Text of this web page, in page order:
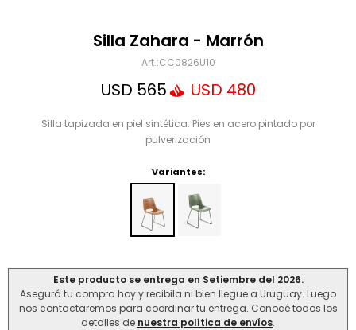
Silla Zahara - Marrón
CC0826U10
USD 565 USD 480
Silla tapizada en piel sintética. Pies en acero pintado por
pulverización
Variantes:
Este producto se entrega en Setiembre del 2026.
Asegurá tu compra hoy y recibila ni bien llegue a Uruguay. Luego
nos contactaremos para coordinar tu entrega. Conocé todos los
detalles de nuestra política de envíos.